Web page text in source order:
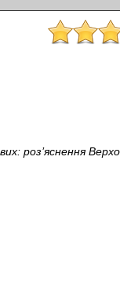
роз’яснення